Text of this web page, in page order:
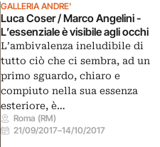
GALLERIA ANDRE'
Luca Coser / Marco Angelini -
L’essenziale è visibile agli occhi
L’ambivalenza ineludibile di
tutto ciò che ci sembra, ad un
primo sguardo, chiaro e
compiuto nella sua essenza
esteriore, è…
Roma (RM)
21/09/2017–14/10/2017